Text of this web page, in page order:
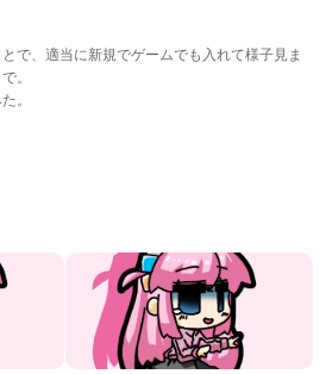
で、適当に新規でゲームでも入れて様子見ま
。
。